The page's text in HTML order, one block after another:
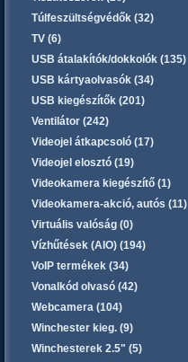
Túlfeszültségvédők (32)
TV (6)
USB átalakítók/dokkolók (135)
USB kártyaolvasók (34)
USB kiegészítők (201)
Ventilátor (242)
Videojel átkapcsoló (17)
Videojel elosztó (19)
Videokamera kiegészítő (1)
Videokamera-akció, autós (11)
Virtuális valóság (0)
Vízhűtések (AIO) (194)
VoIP termékek (34)
Vonalkód olvasó (42)
Webcamera (104)
Winchester kieg. (9)
Winchesterek 2.5" (5)